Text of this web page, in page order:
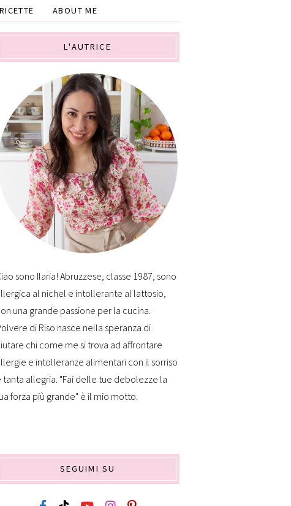
ABOUT ME
L'AUTRICE
sono Ilaria! Abruzzese, classe 1987, sono
al nichel e intollerante al lattosio,
una grande passione per la cucina.
di Riso nasce nella speranza di
chi come me si trova ad affrontare
e intolleranze alimentari con il sorriso
tanta allegria. "Fai delle tue debolezze la
forza più grande" è il mio motto.
SEGUIMI SU